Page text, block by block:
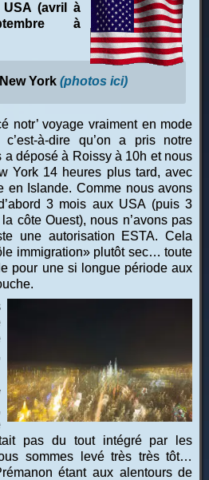
(avril à
à
York (photos ici)
notr’ voyage vraiment en mode
à-dire qu’on a pris notre
déposé à Roissy à 10h et nous
York 14 heures plus tard, avec
en Islande. Comme nous avons
3 mois aux USA (puis 3
côte Ouest), nous n’avons pas
une autorisation ESTA. Cela
immigration» plutôt sec… toute
pour une si longue période aux
pas du tout intégré par les
sommes levé très très tôt…
étant aux alentours de